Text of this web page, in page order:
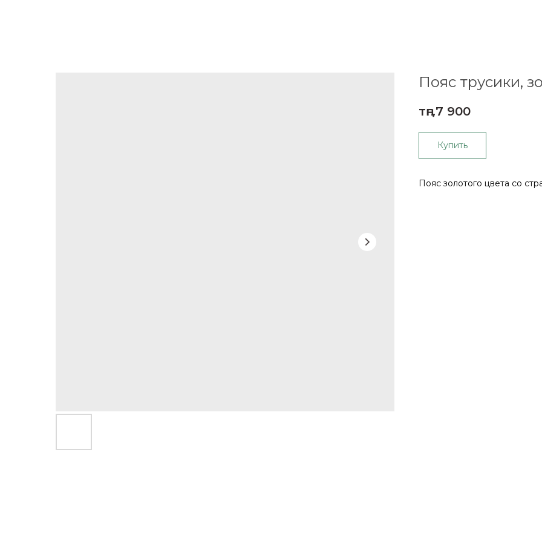
Пояс трусики,
тңг.7 900
Купить
Пояс золотого цвета со